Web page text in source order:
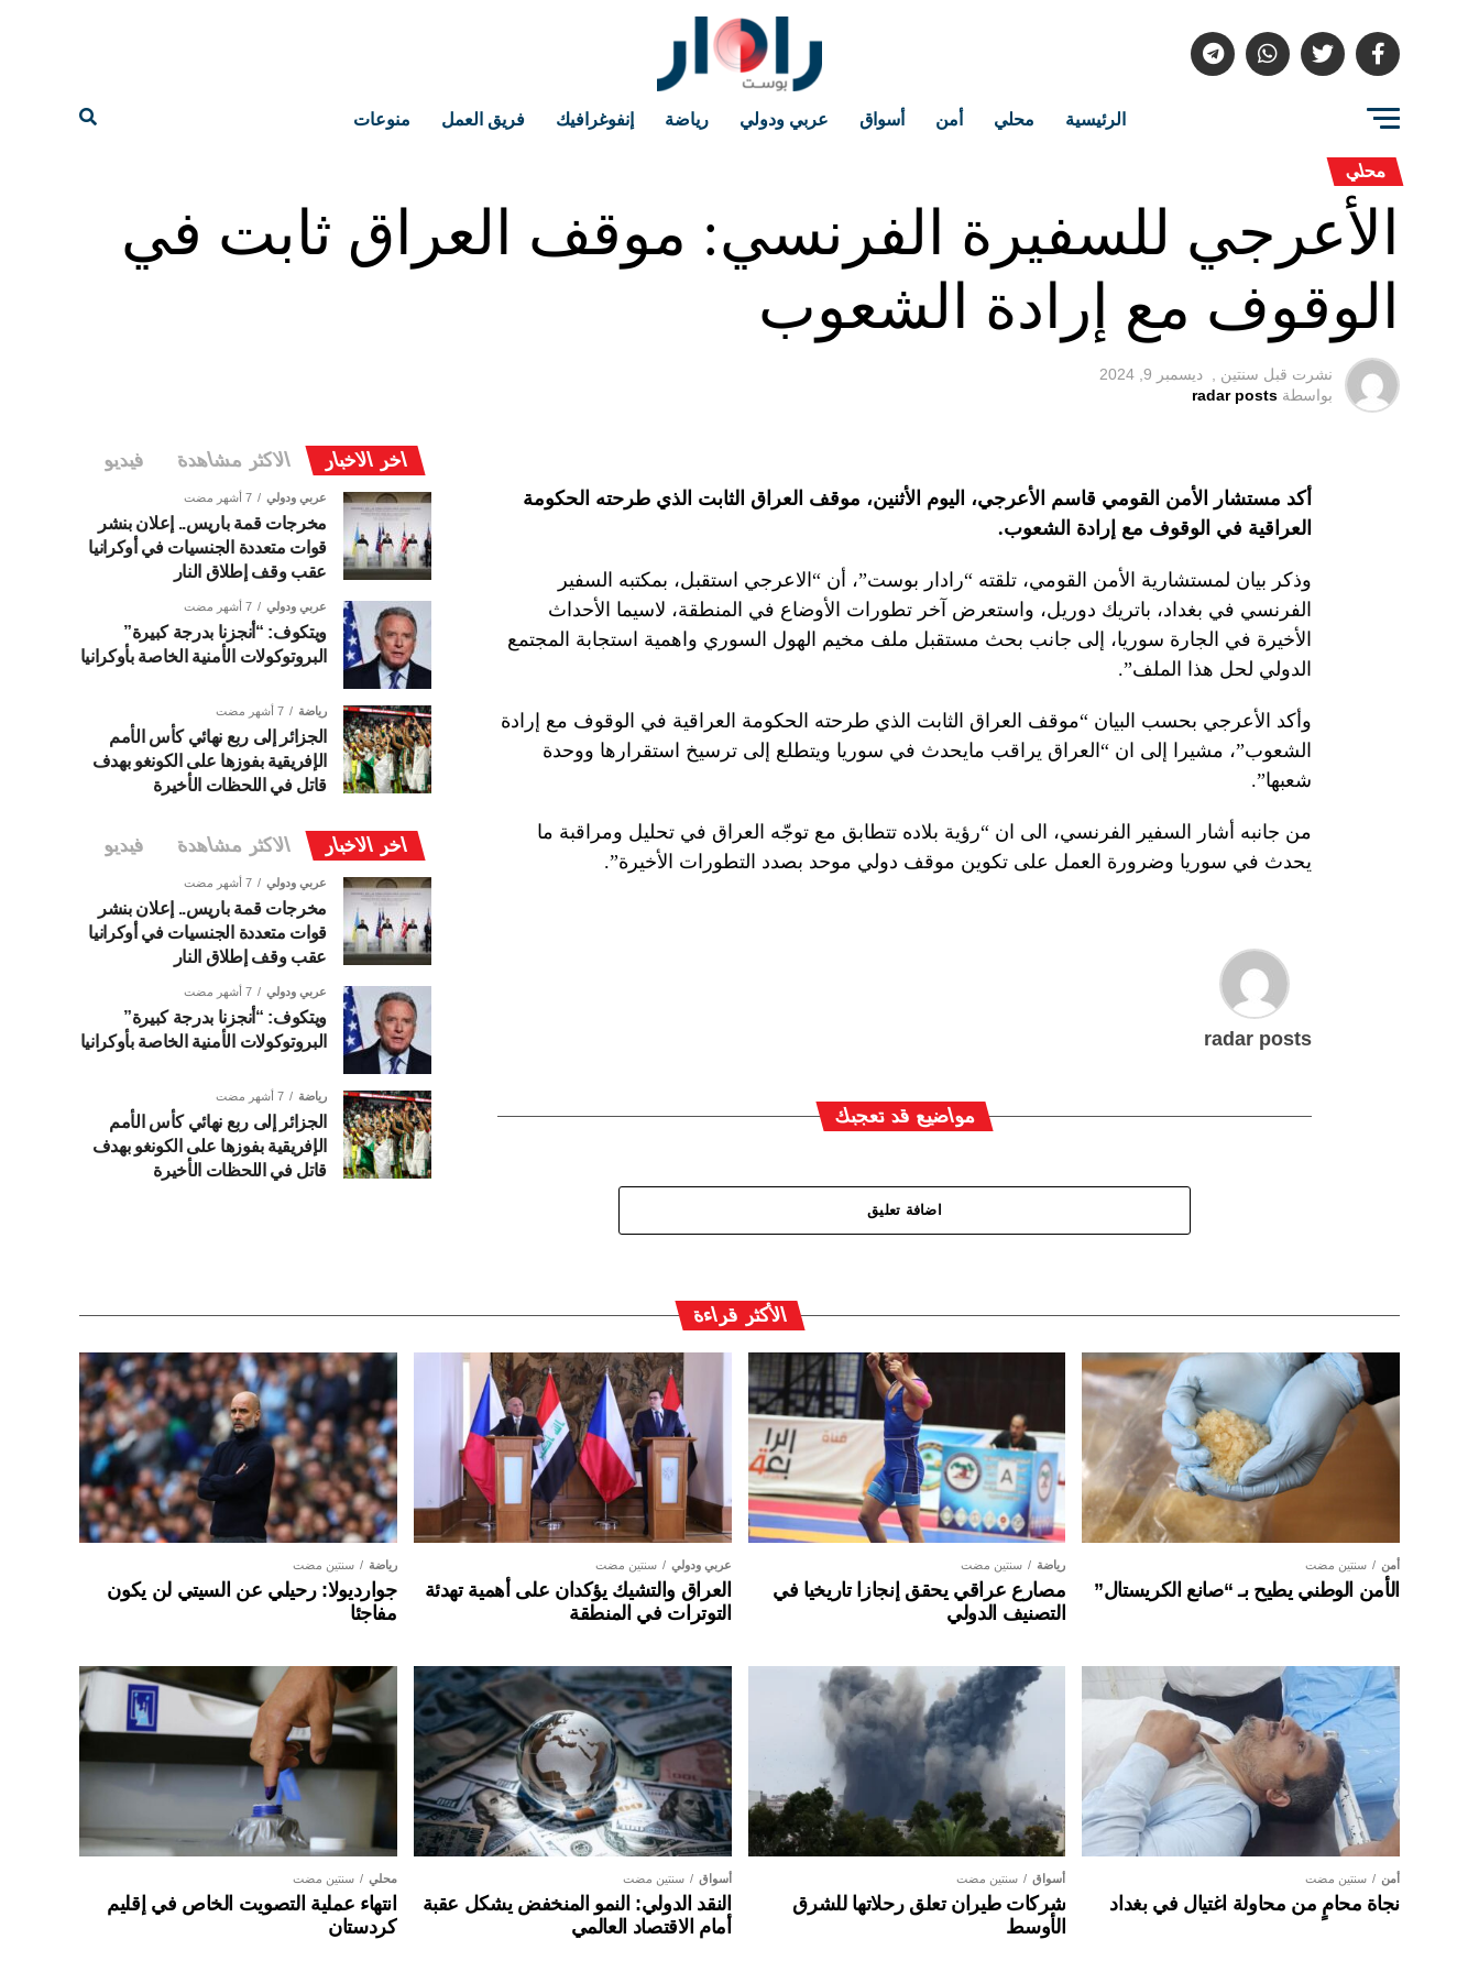
الرئيسية محلي أمن أسواق عربي ودولي رياضة إنفوغرافيك فريق العمل منوعات
محلي
الأعرجي للسفيرة الفرنسي: موقف العراق ثابت في
الوقوف مع إرادة الشعوب
نشرت قبل سنتين ,
ديسمبر 9, 2024
بواسطة radar posts
أكد مستشار الأمن القومي قاسم الأعرجي، اليوم الأثنين، موقف العراق الثابت الذي طرحته الحكومة
العراقية في الوقوف مع إرادة الشعوب.
وذكر بيان لمستشارية الأمن القومي، تلقته “رادار بوست”، أن “الاعرجي استقبل، بمكتبه السفير
الفرنسي في بغداد، باتريك دوريل، واستعرض آخر تطورات الأوضاع في المنطقة، لاسيما الأحداث
الأخيرة في الجارة سوريا، إلى جانب بحث مستقبل ملف مخيم الهول السوري واهمية استجابة المجتمع
الدولي لحل هذا الملف”.
وأكد الأعرجي بحسب البيان “موقف العراق الثابت الذي طرحته الحكومة العراقية في الوقوف مع إرادة
الشعوب”، مشيرا إلى ان “العراق يراقب مايحدث في سوريا ويتطلع إلى ترسيخ استقرارها ووحدة
شعبها”.
من جانبه أشار السفير الفرنسي، الى ان “رؤية بلاده تتطابق مع توجّه العراق في تحليل ومراقبة ما
يحدث في سوريا وضرورة العمل على تكوين موقف دولي موحد بصدد التطورات الأخيرة”.
radar posts
مواضيع قد تعجبك
اضافة تعليق
اخر الاخبار الاكثر مشاهدة فيديو
عربي ودولي 7 أشهر مضت
مخرجات قمة باريس.. إعلان بنشر
قوات متعددة الجنسيات في أوكرانيا
عقب وقف إطلاق النار
عربي ودولي 7 أشهر مضت
ويتكوف: “أنجزنا بدرجة كبيرة”
البروتوكولات الأمنية الخاصة بأوكرانيا
رياضة 7 أشهر مضت
الجزائر إلى ربع نهائي كأس الأمم
الإفريقية بفوزها على الكونغو بهدف
قاتل في اللحظات الأخيرة
اخر الاخبار الاكثر مشاهدة فيديو
عربي ودولي 7 أشهر مضت
مخرجات قمة باريس.. إعلان بنشر
قوات متعددة الجنسيات في أوكرانيا
عقب وقف إطلاق النار
عربي ودولي 7 أشهر مضت
ويتكوف: “أنجزنا بدرجة كبيرة”
البروتوكولات الأمنية الخاصة بأوكرانيا
رياضة 7 أشهر مضت
الجزائر إلى ربع نهائي كأس الأمم
الإفريقية بفوزها على الكونغو بهدف
قاتل في اللحظات الأخيرة
الأكثر قراءة
أمن سنتين مضت
الأمن الوطني يطيح بـ “صانع الكريستال”
رياضة سنتين مضت
مصارع عراقي يحقق إنجازا تاريخيا في
التصنيف الدولي
عربي ودولي سنتين مضت
العراق والتشيك يؤكدان على أهمية تهدئة
التوترات في المنطقة
رياضة سنتين مضت
جوارديولا: رحيلي عن السيتي لن يكون
مفاجئا
أمن سنتين مضت
نجاة محامٍ من محاولة اغتيال في بغداد
أسواق سنتين مضت
شركات طيران تعلق رحلاتها للشرق
الأوسط
أسواق سنتين مضت
النقد الدولي: النمو المنخفض يشكل عقبة
أمام الاقتصاد العالمي
محلي سنتين مضت
انتهاء عملية التصويت الخاص في إقليم
كردستان